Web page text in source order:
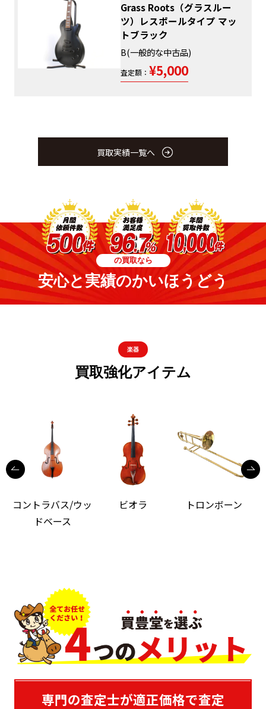
Grass Roots（グラスルー
ツ）レスポールタイプ マッ
トブラック
B(一般的な中古品)
査定額： ¥5,000
買取実績一覧へ
の買取なら
安心と実績のかいほうどう
楽器
買取強化アイテム
コントラバス/ウッ
ドベース
ビオラ トロンボーン
専門の査定士が適正価格で査定